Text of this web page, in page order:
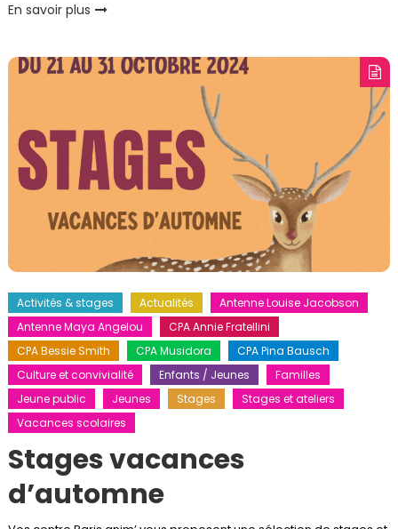
En savoir plus
Activités & stages Actualités
Antenne Louise Jacobson
Antenne Maya Angelou
CPA Annie Fratellini
CPA Bessie Smith
CPA Musidora
CPA Pina Bausch
Culture et convivialité
Enfants / Jeunes
Familles
Jeune public
Jeunes Stages
Stages et ateliers
Vacances scolaires
Stages vacances
d’automne